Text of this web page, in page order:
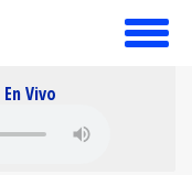
toggle
En Vivo